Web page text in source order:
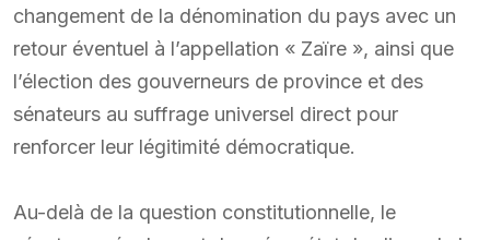
changement de la dénomination du pays avec un
retour éventuel à l’appellation « Zaïre », ainsi que
l’élection des gouverneurs de province et des
sénateurs au suffrage universel direct pour
renforcer leur légitimité démocratique.
Au-delà de la question constitutionnelle, le